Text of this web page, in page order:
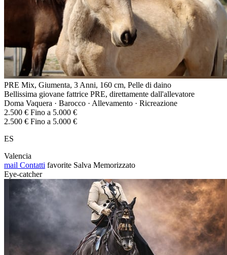
PRE Mix, Giumenta, 3 Anni, 160 cm, Pelle di daino
Bellissima giovane fattrice PRE, direttamente dall'allevatore
Doma Vaquera · Barocco · Allevamento · Ricreazione
2.500 € Fino a 5.000 €
2.500 € Fino a 5.000 €
ES
Valencia
mail Contatti favorite Salva Memorizzato
Eye-catcher